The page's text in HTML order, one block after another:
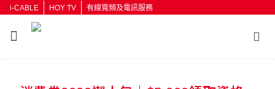
i-CABLE HOY TV 有線寬頻及電訊服務